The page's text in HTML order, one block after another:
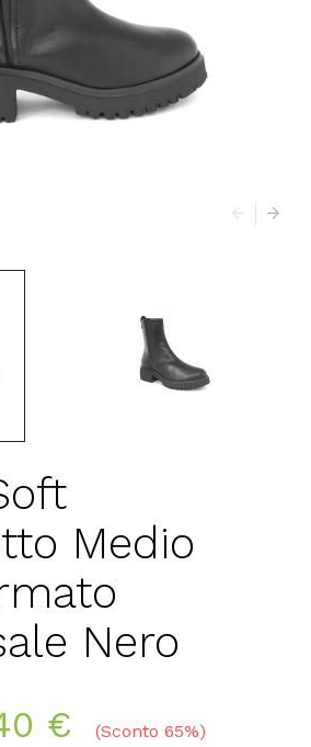
Medio
Nero
€ Sconto 65%